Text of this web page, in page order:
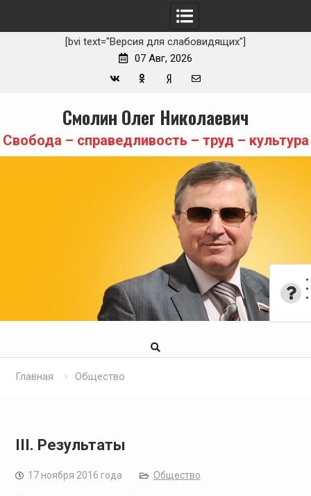
[bvi text="Версия для слабовидящих"]
07 Авг, 2026
Zen
mail
content
Смолин Олег Николаевич
Свобода – справедливость – труд – культура
Главная Общество
III. Результаты
17 ноября 2016 года Общество